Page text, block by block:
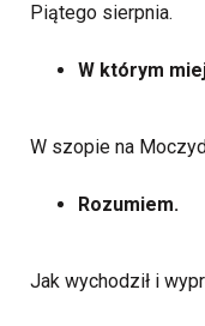
Piątego sierpnia.
W którym
W szopie na
Rozumiem.
Jak wychodził i